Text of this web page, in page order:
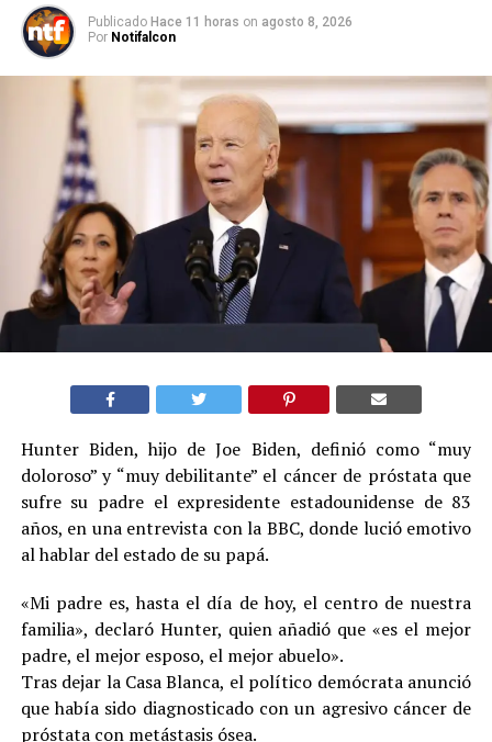
Publicado Hace 11 horas on agosto 8, 2026
Por Notifalcon
Hunter Biden, hijo de Joe Biden, definió como “muy
doloroso” y “muy debilitante” el cáncer de próstata que
sufre su padre el expresidente estadounidense de 83
años, en una entrevista con la BBC, donde lució emotivo
al hablar del estado de su papá.
«Mi padre es, hasta el día de hoy, el centro de nuestra
familia», declaró Hunter, quien añadió que «es el mejor
padre, el mejor esposo, el mejor abuelo».
Tras dejar la Casa Blanca, el político demócrata anunció
que había sido diagnosticado con un agresivo cáncer de
próstata con metástasis ósea.